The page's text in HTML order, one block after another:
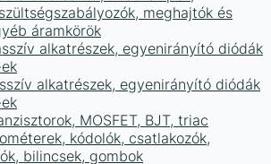
meghajtók és
áramkörök
alkatrészek, egyenirányító diódák
alkatrészek, egyenirányító diódák
MOSFET, BJT, triac
kódolók, csatlakozók,
bilincsek, gombok